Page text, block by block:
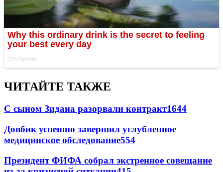
ЧИТАЙТЕ ТАКЖЕ
С сыном Зидана разорвали контракт1644
Довбик успешно завершил углубленное
медицинское обследование554
Президент ФИФА собрал экстренное совещание